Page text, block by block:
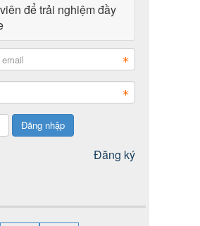
để trải nghiệm đầy
Đăng nhập
Đăng ký